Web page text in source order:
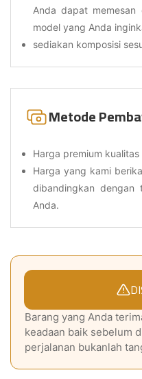
Anda dapat memesan
model yang Anda
sediakan komposisi
Metode
Harga premium
Harga yang kami
dibandingkan
Anda.
Barang yang Anda
keadaan baik sebelum
perjalanan bukanlah